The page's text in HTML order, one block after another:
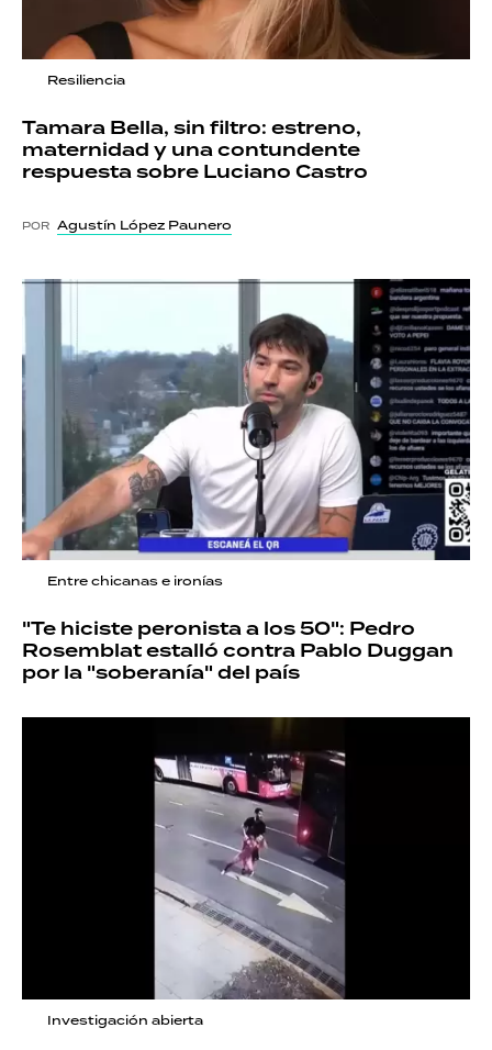
Resiliencia
Tamara Bella, sin filtro: estreno,
maternidad y una contundente
respuesta sobre Luciano Castro
POR Agustín López Paunero
Entre chicanas e ironías
"Te hiciste peronista a los 50": Pedro
Rosemblat estalló contra Pablo Duggan
por la "soberanía" del país
Investigación abierta